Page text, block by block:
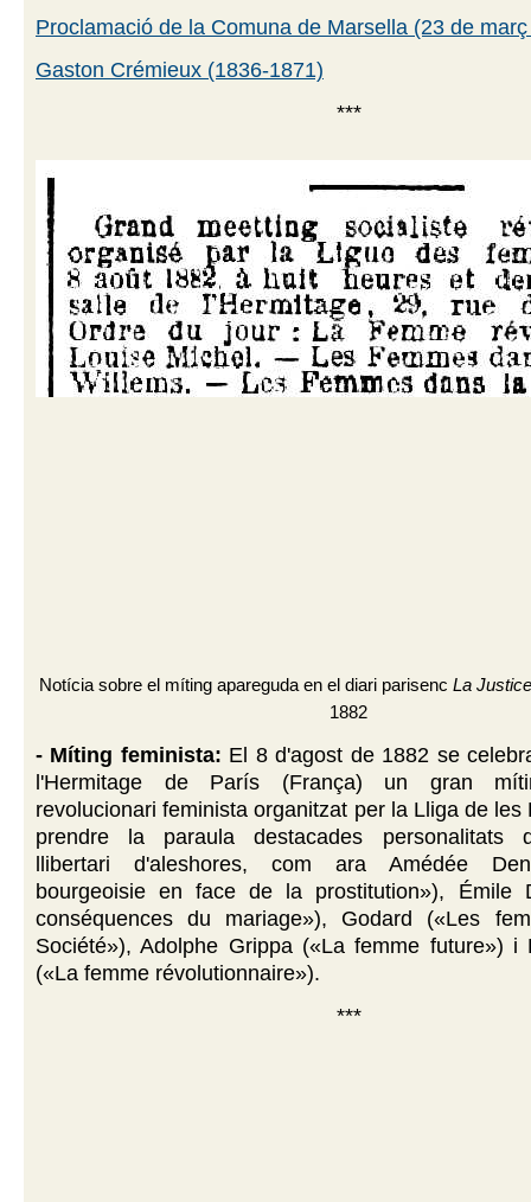
Proclamació de la Comuna de Marsella (23 de
Gaston Crémieux (1836-1871)
***
Notícia sobre el míting apareguda en el diari parisencLa
1882
- Míting feminista: El 8 d'agost de 1882 se
l'Hermitage de París (França) un gran
revolucionari feminista organitzat per la Lliga de les
prendre la paraula destacades personalitats
llibertari d'aleshores, com ara Amédée
bourgeoisie en face de la prostitution»), Émile
conséquences du mariage»), Godard («Les
Société»), Adolphe Grippa («La femme future») i
(«La femme révolutionnaire»).
***